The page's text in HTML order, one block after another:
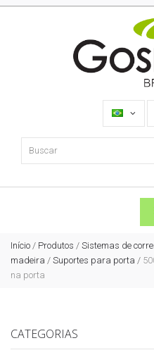
Início / Produtos / Sistemas de
madeira / Suportes para porta /
na porta
CATEGORIAS